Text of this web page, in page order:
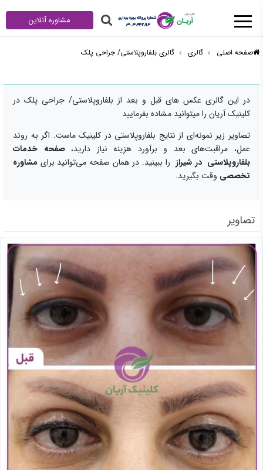
مشاوره آنلاین
صفحه اصلی گالری گالری بلفاروپلاستی/ جراحی پلک
در این گالری عکس های قبل و بعد از بلفاروپلاستی/ جراحی پلک در
کلینیک آریان را میتوانید مشاده بفرمایید
تصاویر زیر نمونه‌ای از نتایج بلفاروپلاستی در کلینیک ماست. اگر به روند
عمل، مراقبت‌های بعد و برآورد هزینه نیاز دارید، صفحه خدمات
بلفاروپلاستی در شیراز را ببینید. در همان صفحه می‌توانید برای مشاوره
تخصصیوقت بگیرید.
تصاویر